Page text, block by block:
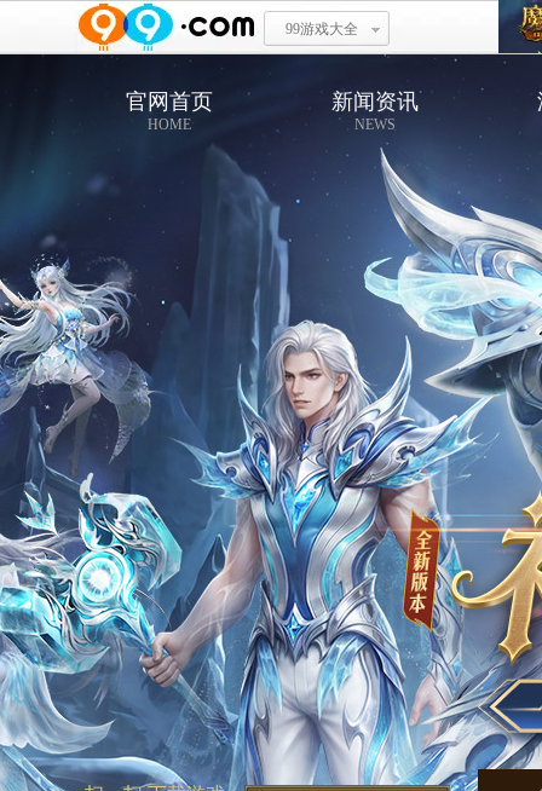
99游戏大全
官网首页
HOME
新闻资讯
NEWS